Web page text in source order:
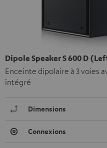
Dipole Speaker S 600 D
Enceinte dipolaire à 3 voies
intégré
Dimensions
Connexions